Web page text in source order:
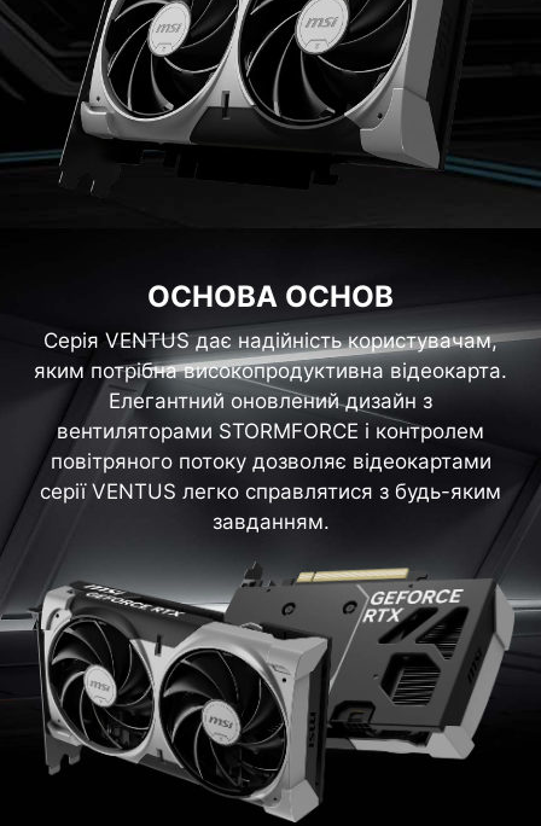
ОСНОВА ОСНОВ
Серія VENTUS дає надійність користувачам,
яким потрібна високопродуктивна відеокарта.
Елегантний оновлений дизайн з
вентиляторами STORMFORCE і контролем
повітряного потоку дозволяє відеокартами
серії VENTUS легко справлятися з будь-яким
завданням.